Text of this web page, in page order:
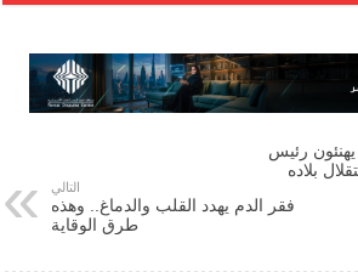
يهنئون رئيس
بلاده
التالي
فقر الدم يهدد القلب والدماغ.. وهذه
طرق الوقاية